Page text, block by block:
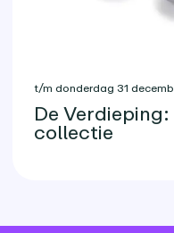
t/m donderdag 31
De
collectie